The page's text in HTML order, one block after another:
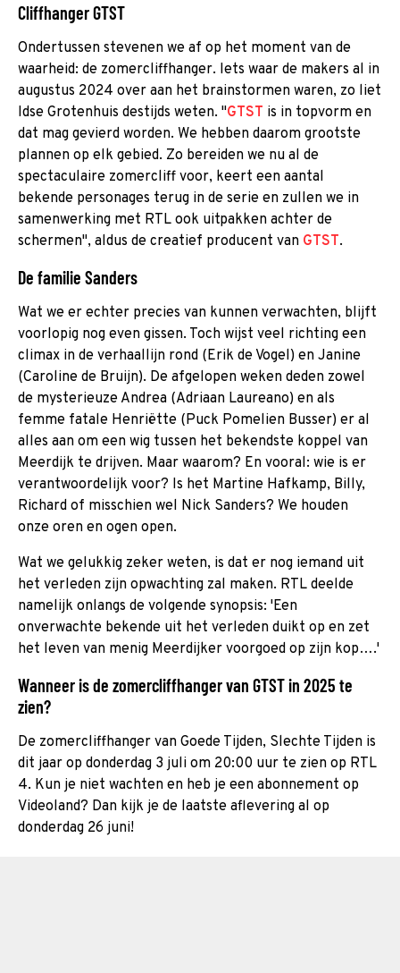
Cliffhanger GTST
Ondertussen stevenen we af op het moment van de
waarheid: de zomercliffhanger. Iets waar de makers al in
augustus 2024 over aan het brainstormen waren, zo liet
Idse Grotenhuis destijds weten. "GTST is in topvorm en
dat mag gevierd worden. We hebben daarom grootste
plannen op elk gebied. Zo bereiden we nu al de
spectaculaire zomercliff voor, keert een aantal
bekende personages terug in de serie en zullen we in
samenwerking met RTL ook uitpakken achter de
schermen", aldus de creatief producent van GTST.
De familie Sanders
Wat we er echter precies van kunnen verwachten, blijft
voorlopig nog even gissen. Toch wijst veel richting een
climax in de verhaallijn rond (Erik de Vogel) en Janine
(Caroline de Bruijn). De afgelopen weken deden zowel
de mysterieuze Andrea (Adriaan Laureano) en als
femme fatale Henriëtte (Puck Pomelien Busser) er al
alles aan om een wig tussen het bekendste koppel van
Meerdijk te drijven. Maar waarom? En vooral: wie is er
verantwoordelijk voor? Is het Martine Hafkamp, Billy,
Richard of misschien wel Nick Sanders? We houden
onze oren en ogen open.
Wat we gelukkig zeker weten, is dat er nog iemand uit
het verleden zijn opwachting zal maken. RTL deelde
namelijk onlangs de volgende synopsis: 'Een
onverwachte bekende uit het verleden duikt op en zet
het leven van menig Meerdijker voorgoed op zijn kop….'
Wanneer is de zomercliffhanger van GTST in 2025 te
zien?
De zomercliffhanger van Goede Tijden, Slechte Tijden is
dit jaar op donderdag 3 juli om 20:00 uur te zien op RTL
4. Kun je niet wachten en heb je een abonnement op
Videoland? Dan kijk je de laatste aflevering al op
donderdag 26 juni!